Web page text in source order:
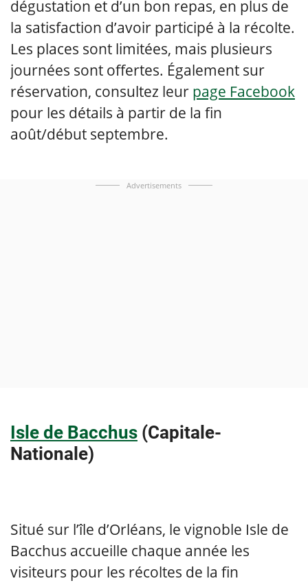
dégustation et d’un bon repas, en plus de
la satisfaction d’avoir participé à la récolte.
Les places sont limitées, mais plusieurs
journées sont offertes. Également sur
réservation, consultez leur page Facebook
pour les détails à partir de la fin
août/début septembre.
Advertisements
Isle de Bacchus (Capitale-
Nationale)
Situé sur l’île d’Orléans, le vignoble Isle de
Bacchus accueille chaque année les
visiteurs pour les récoltes de la fin